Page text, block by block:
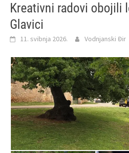
Kreativni radovi obojili
Glavici
11. svibnja 2026. Vodnjanski Đir